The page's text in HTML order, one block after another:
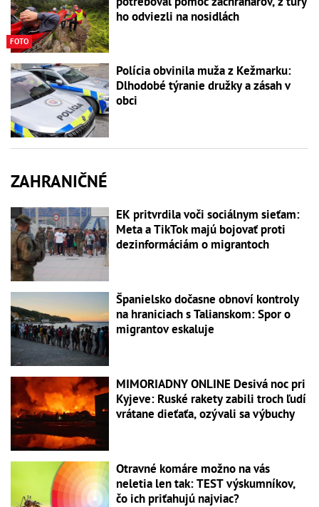
FOTO
ho odviezli na nosidlách
Polícia obvinila muža z Kežmarku:
Dlhodobé týranie družky a zásah v
obci
ZAHRANIČNÉ
EK pritvrdila voči sociálnym sieťam:
Meta a TikTok majú bojovať proti
dezinformáciám o migrantoch
Španielsko dočasne obnoví kontroly
na hraniciach s Talianskom: Spor o
migrantov eskaluje
MIMORIADNY ONLINE Desivá noc pri
Kyjeve: Ruské rakety zabili troch ľudí
vrátane dieťaťa, ozývali sa výbuchy
Otravné komáre možno na vás
neletia len tak: TEST výskumníkov,
čo ich priťahujú najviac?